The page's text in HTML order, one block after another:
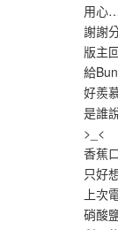
用心
謝謝
版主
給
好羨
是誰
>_<
香蕉
只好
上次
硝酸